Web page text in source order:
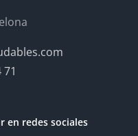
71
en redes sociales